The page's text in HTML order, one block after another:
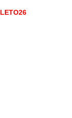
LETO26